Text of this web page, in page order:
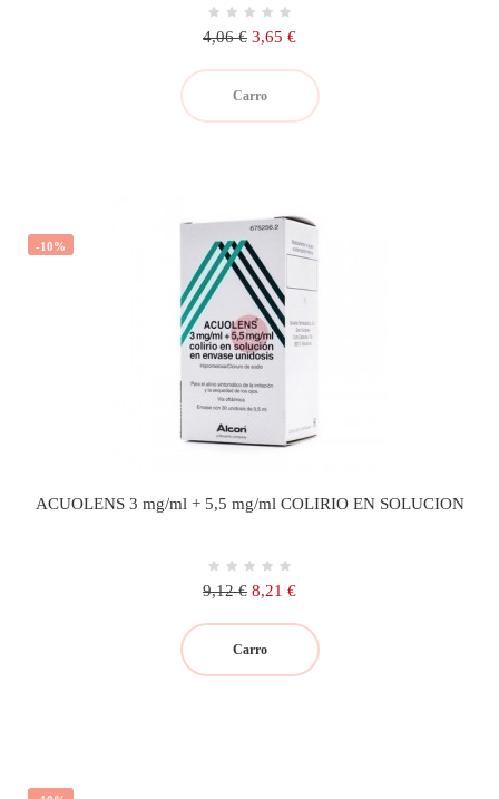
Precio
4,06 € Precio
3,65 €
Carro
-10%
ACUOLENS 3 mg/ml + 5,5 mg/ml COLIRIO EN SOLUCION
Precio
9,12 € Precio
8,21 €
Carro